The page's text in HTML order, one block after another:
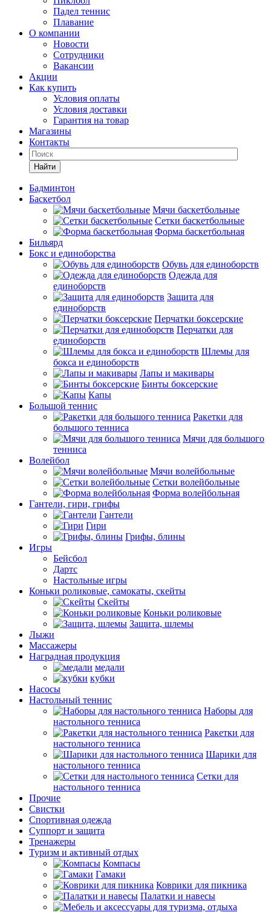
Падел теннис
Плавание
О компании
Новости
Сотрудники
Вакансии
Акции
Как купить
Условия оплаты
Условия доставки
Гарантия на товар
Магазины
Контакты
Найти
Бадминтон
Баскетбол
Мячи баскетбольные
Сетки баскетбольные
Форма баскетбольная
Бильярд
Бокс и единоборства
Обувь для единоборств
Одежда для
единоборств
Защита для
единоборств
Перчатки боксерские
Перчатки для
единоборств
Шлемы для
бокса и единоборств
Лапы и макивары
Бинты боксерские
Капы
Большой теннис
Ракетки для
большого тенниса
Мячи для большого
тенниса
Волейбол
Мячи волейбольные
Сетки волейбольные
Форма волейбольная
Гантели, гири, грифы
Гантели
Гири
Грифы, блины
Игры
Бейсбол
Дартс
Настольные игры
Коньки роликовые, самокаты, скейты
Скейты
Коньки роликовые
Защита, шлемы
Лыжи
Массажеры
Наградная продукция
медали
кубки
Насосы
Настольный теннис
Наборы для
настольного тенниса
Ракетки для
настольного тенниса
Шарики для
настольного тенниса
Сетки для
настольного тенниса
Прочие
Свистки
Спортивная одежда
Суппорт и защита
Тренажеры
Туризм и активный отдых
Компасы
Гамаки
Коврики для пикника
Палатки и навесы